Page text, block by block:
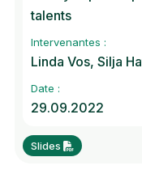
talents
Intervenantes :
Linda Vos, Silja
Date :
29.09.2022
Slides